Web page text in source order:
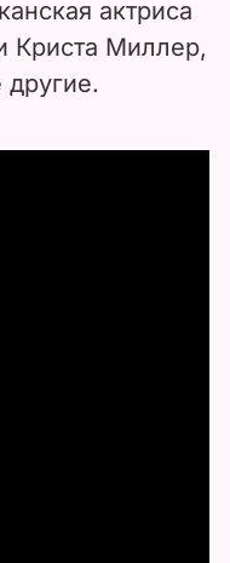
актриса
Криста Миллер,
другие.